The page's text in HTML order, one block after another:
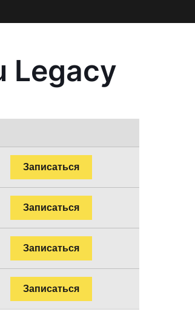
Legacy
Записаться
Записаться
Записаться
Записаться